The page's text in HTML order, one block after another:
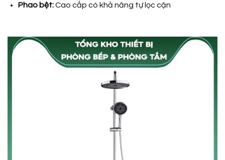
Phao bệt:Cao cấp có khả năng tự lọc cặn